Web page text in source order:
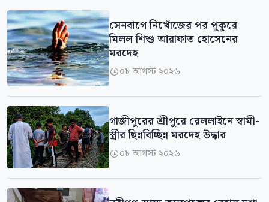
সেনবাগে নিখোঁজের পর পুকুরে
মিলল শিশু আরাফাত হোসেনের
মরদেহ
০৮ আগস্ট ২০২৬
গাজীপুরের শ্রীপুরে রেললাইনে স্বামী-
স্ত্রীর ছিন্নবিচ্ছিন্ন মরদেহ উদ্ধার
০৮ আগস্ট ২০২৬